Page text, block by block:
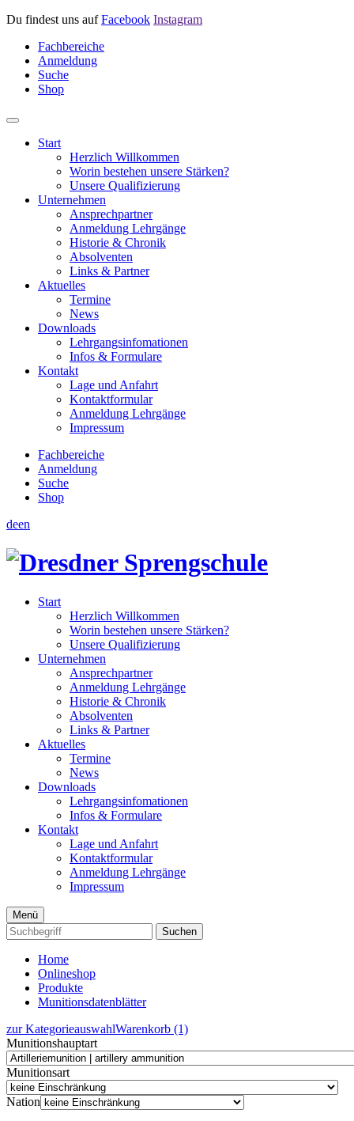
Du findest uns aufFacebook Instagram
Fachbereiche
Anmeldung
Suche
Shop
Start
Herzlich Willkommen
Worin bestehen unsere Stärken?
Unsere Qualifizierung
Unternehmen
Ansprechpartner
Anmeldung Lehrgänge
Historie & Chronik
Absolventen
Links & Partner
Aktuelles
Termine
News
Downloads
Lehrgangsinfomationen
Infos & Formulare
Kontakt
Lage und Anfahrt
Kontaktformular
Anmeldung Lehrgänge
Impressum
Fachbereiche
Anmeldung
Suche
Shop
deen
Start
Herzlich Willkommen
Worin bestehen unsere Stärken?
Unsere Qualifizierung
Unternehmen
Ansprechpartner
Anmeldung Lehrgänge
Historie & Chronik
Absolventen
Links & Partner
Aktuelles
Termine
News
Downloads
Lehrgangsinfomationen
Infos & Formulare
Kontakt
Lage und Anfahrt
Kontaktformular
Anmeldung Lehrgänge
Impressum
Menü
Suchen
Home
Onlineshop
Produkte
Munitionsdatenblätter
zur KategorieauswahlWarenkorb (1)
Munitionshauptart
Munitionsart
Nation